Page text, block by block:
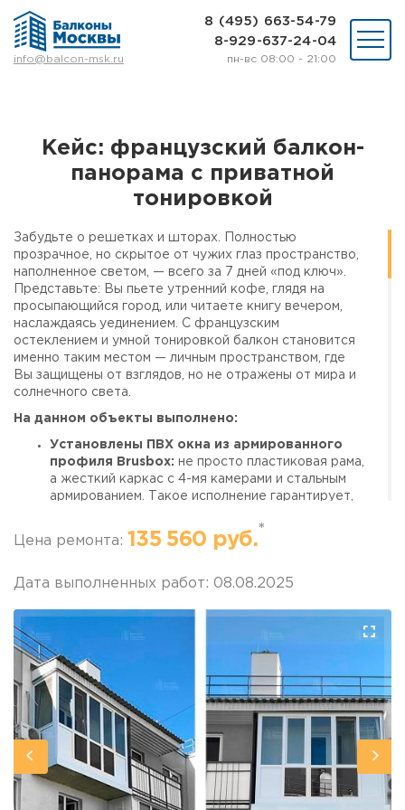
info@balcon-msk.ru
8 (495) 663-54-79
8-929-637-24-04
пн-вс 08:00 - 21:00
Отделка
Виды остекления
Шкафы на балкон
Примеры работ
О нас
8 (495) 663-54-79
8-929-637-24-04
ВЫЗВАТЬ ЗАМЕРЩИКА
г. Москва, просп. Мира, 211 корп.2
Кейс: французский балкон-
панорама с приватной
тонировкой
Забудьте о решетках и шторах. Полностью
прозрачное, но скрытое от чужих глаз пространство,
наполненное светом, — всего за 7 дней «под ключ».
Представьте: Вы пьете утренний кофе, глядя на
просыпающийся город, или читаете книгу вечером,
наслаждаясь уединением. С французским
остеклением и умной тонировкой балкон становится
именно таким местом — личным пространством, где
Вы защищены от взглядов, но не отражены от мира и
солнечного света.
На данном объекты выполнено:
Установлены ПВХ окна из армированного
профиля Brusbox: не просто пластиковая рама,
а жесткий каркас с 4-мя камерами и стальным
армированием. Такое исполнение гарантирует,
створки не перекосится.
Стеклопакет 32 мм с тонировкой
со специальным напылением. Оно не выцветает
Фурнитура:немецкая с интеллектуальной
системой микропроветривания и
многоточечного запирания. Окно открывается
легко и фиксируется надежно, как дверь
премиального автомобиля.
Отделка:потолок обшит ПВХ панелями, на
полу уложено черновое покрытие из ДСП и
линолеум.
Преимущества данного варианта:
Эффект одностороннего зеркала:для
соседей Ваш балкон — элегантное зеркальное
Цена ремонта: 135 560 руб.*
Дата выполненных работ: 08.08.2025